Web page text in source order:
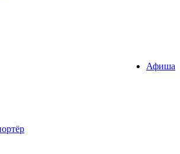
Афиша